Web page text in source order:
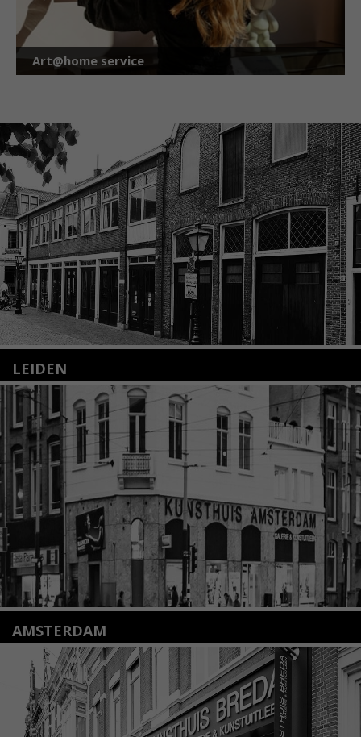
Art@home service
LEIDEN
Nieuwstraat 35
2312 KA Leiden
+31(0)71 – 52 84 480
info@kunsthuisleiden.nl
Lees meer
AMSTERDAM
Amstelveenseweg 135
1075 VX Amsterdam
+31 (0)20 2332546
info@kunsthuisamsterdam.nl